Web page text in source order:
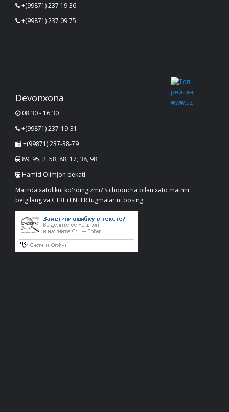
+(99871) 237 19 36
+(99871) 237 09 75
Devonxona
08:30 - 16:30
+(99871) 237-19-31
+(99871) 237-38-79
89, 95, 2, 58, 88, 17, 38, 98
Hamid Olimjon bekati
Matnda xatolikni ko'rdingizmi? Sichqoncha bilan xato matnni
belgilang va CTRL+ENTER tugmalarini bosing.